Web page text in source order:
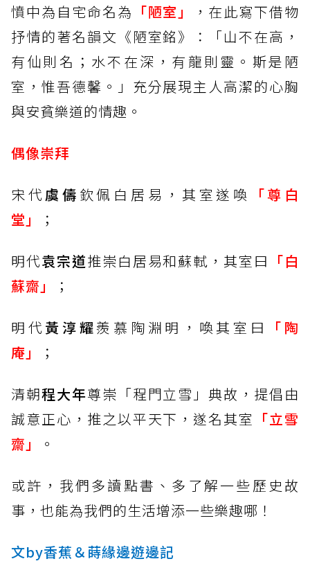
憤中為自宅命名為 「陋室」
，在此寫下借物
抒情的著名韻文《陋室銘》：「山不在高，
有仙則名；水不在深，有龍則靈。斯是陋
室，惟吾德馨。」充分展現主人高潔的心胸
與安貧樂道的情趣。
偶像崇拜
宋代虞儔 欽佩白居易，其室遂喚
「尊白
堂」
；
明代袁宗道推崇白居易和蘇軾，其室曰 「白
蘇齋」
；
明代黃淳耀羨慕陶淵明，喚其室曰
「陶
庵」
；
清朝程大年尊崇「程門立雪」典故，提倡由
誠意正心，推之以平天下，遂名其室 「立雪
齋」
。
或許，我們多讀點書、多了解一些歷史故
事，也能為我們的生活增添一些樂趣哪！
文by香蕉＆蒔緣邊遊邊記